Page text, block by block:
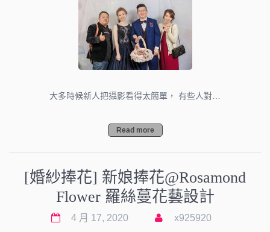
大多時候新人把攝影看得太簡單， 有些人對…
Read more
[婚紗捧花] 新娘捧花@Rosamond
Flower 羅絲蔓花藝設計
4 月 17, 2020 x925920